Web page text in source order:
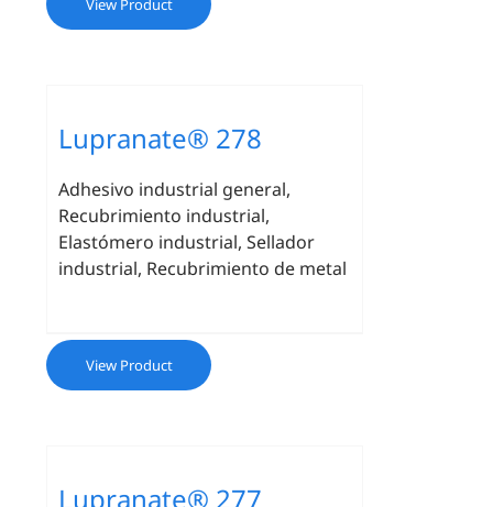
View Product
Lupranate® 278
Adhesivo industrial general,
Recubrimiento industrial,
Elastómero industrial, Sellador
industrial, Recubrimiento de metal
View Product
Lupranate® 277